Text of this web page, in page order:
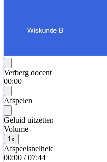
Verberg docent
00:00
Afspelen
Geluid uitzetten
Volume
1 x
Afspeelsnelheid
00:00 / 07:44